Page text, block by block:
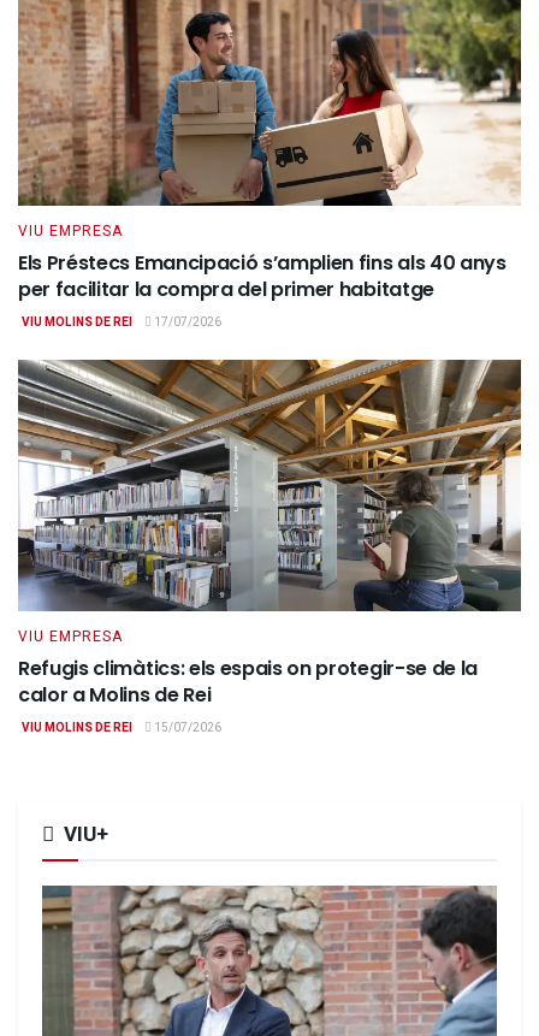
VIU EMPRESA
Els Préstecs Emancipació s’amplien fins als 40 anys
per facilitar la compra del primer habitatge
VIU MOLINS DE REI 17/07/2026
VIU EMPRESA
Refugis climàtics: els espais on protegir-se de la
calor a Molins de Rei
VIU MOLINS DE REI 15/07/2026
VIU+